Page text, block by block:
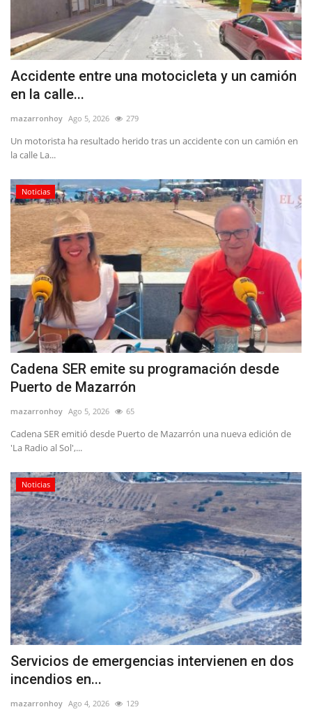
Accidente entre una motocicleta y un camión
en la calle...
mazarronhoy Ago 5, 2026 279
Un motorista ha resultado herido tras un accidente con un camión en
la calle La...
Noticias
Cadena SER emite su programación desde
Puerto de Mazarrón
mazarronhoy Ago 5, 2026 65
Cadena SER emitió desde Puerto de Mazarrón una nueva edición de
'La Radio al Sol',...
Noticias
Servicios de emergencias intervienen en dos
incendios en...
mazarronhoy Ago 4, 2026 129